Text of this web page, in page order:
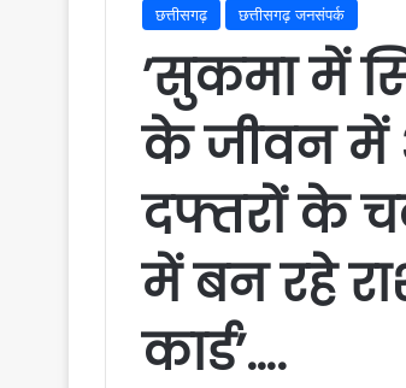
छत्तीसगढ़ छत्तीसगढ़ जनसंपर्क
’सुकमा में
के जीवन में
दफ्तरों के
में बन रहे
कार्ड’….